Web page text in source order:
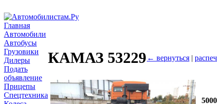
Главная
Автомобили
Автобусы
Грузовики
Дилеры
Подать
объявление
Прицепы
Спецтехника
КАМАЗ 53229 ← вернуться |